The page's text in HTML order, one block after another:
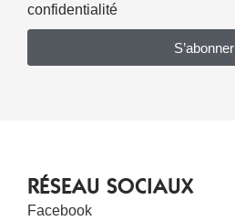
confidentialité
S’abonner
RÉSEAU SOCIAUX
Facebook